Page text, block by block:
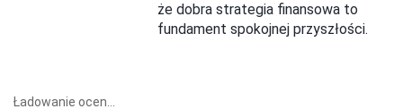
że dobra strategia finansowa to
fundament spokojnej przyszłości.
Ładowanie ocen...